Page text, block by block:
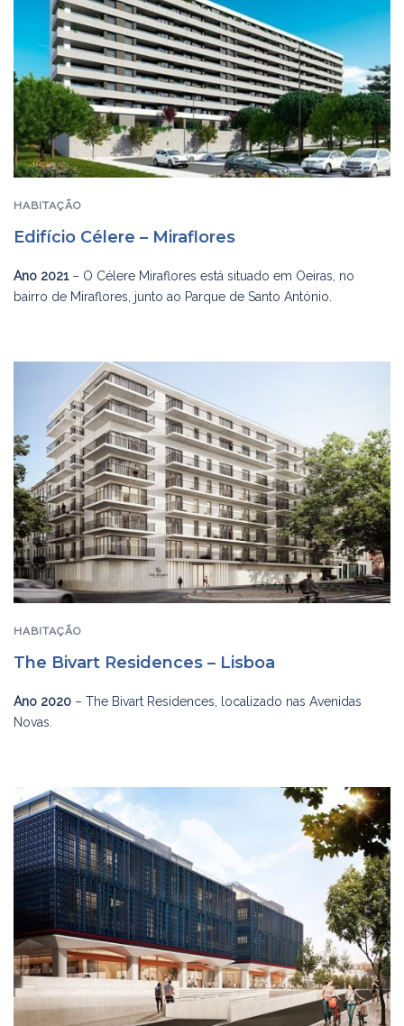
HABITAÇÃO
Edifício Célere – Miraflores
Ano 2021– O Célere Miraflores está situado em Oeiras, no
bairro de Miraflores, junto ao Parque de Santo António.
HABITAÇÃO
The Bivart Residences – Lisboa
Ano 2020 – The Bivart Residences, localizado nas Avenidas
Novas.